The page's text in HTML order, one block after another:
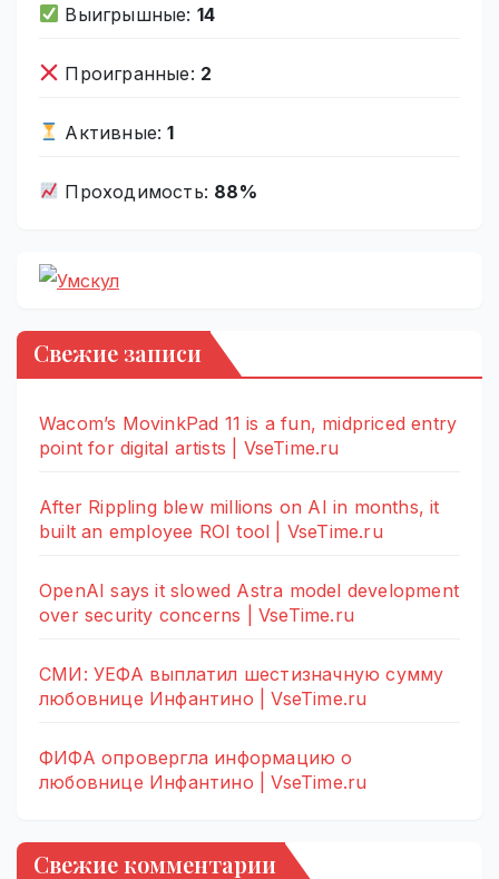
Выигрышные: 14
Проигранные: 2
Активные:1
Проходимость: 88%
Свежие записи
Wacom’s MovinkPad 11 is a fun, midpriced entry
point for digital artists | VseTime.ru
After Rippling blew millions on AI in months, it
built an employee ROI tool | VseTime.ru
OpenAI says it slowed Astra model development
over security concerns | VseTime.ru
СМИ: УЕФА выплатил шестизначную сумму
любовнице Инфантино | VseTime.ru
ФИФА опровергла информацию о
любовнице Инфантино | VseTime.ru
Свежие комментарии